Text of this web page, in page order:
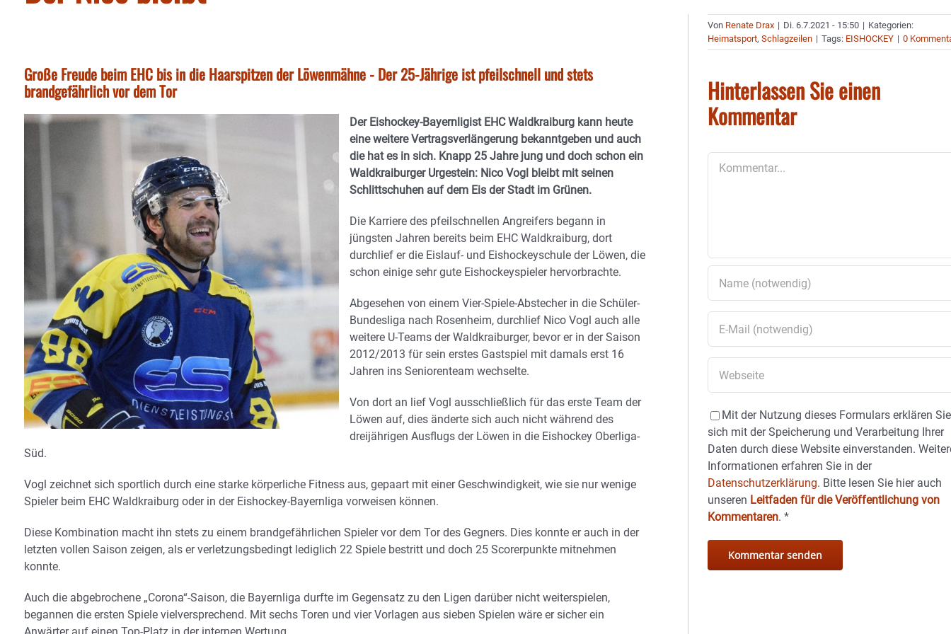
Große Freude beim EHC bis in die Haarspitzen der Löwenmähne - Der 25-Jährige ist pfeilschnell und stets
brandgefährlich vor dem Tor
Der Eishockey-Bayernligist EHC Waldkraiburg kann heute
eine weitere Vertragsverlängerung bekanntgeben und auch
die hat es in sich. Knapp 25 Jahre jung und doch schon ein
Waldkraiburger Urgestein: Nico Vogl bleibt mit seinen
Schlittschuhen auf dem Eis der Stadt im Grünen.
Die Karriere des pfeilschnellen Angreifers begann in
jüngsten Jahren bereits beim EHC Waldkraiburg, dort
durchlief er die Eislauf- und Eishockeyschule der Löwen, die
schon einige sehr gute Eishockeyspieler hervorbrachte.
Abgesehen von einem Vier-Spiele-Abstecher in die Schüler-
Bundesliga nach Rosenheim, durchlief Nico Vogl auch alle
weitere U-Teams der Waldkraiburger, bevor er in der Saison
2012/2013 für sein erstes Gastspiel mit damals erst 16
Jahren ins Seniorenteam wechselte.
Von dort an lief Vogl ausschließlich für das erste Team der
Löwen auf, dies änderte sich auch nicht während des
dreijährigen Ausflugs der Löwen in die Eishockey Oberliga-
Süd.
Vogl zeichnet sich sportlich durch eine starke körperliche Fitness aus, gepaart mit einer Geschwindigkeit, wie sie nur wenige
Spieler beim EHC Waldkraiburg oder in der Eishockey-Bayernliga vorweisen können.
Diese Kombination macht ihn stets zu einem brandgefährlichen Spieler vor dem Tor des Gegners. Dies konnte er auch in der
letzten vollen Saison zeigen, als er verletzungsbedingt lediglich 22 Spiele bestritt und doch 25 Scorerpunkte mitnehmen
konnte.
Auch die abgebrochene „Corona“-Saison, die Bayernliga durfte im Gegensatz zu den Ligen darüber nicht weiterspielen,
begannen die ersten Spiele vielversprechend. Mit sechs Toren und vier Vorlagen aus sieben Spielen wäre er sicher ein
Von Renate Drax | Di. 6.7.2021 - 15:50 | Kategorien:
Heimatsport,Schlagzeilen | Tags: EISHOCKEY | 0
Hinterlassen Sie einen
Kommentar
Mit der Nutzung dieses Formulars erklären Sie
sich mit der Speicherung und Verarbeitung Ihrer
Daten durch diese Website einverstanden.
Informationen erfahren Sie in der
Datenschutzerklärung. Bitte lesen Sie hier auch
unseren Leitfaden für die Veröffentlichung von
Kommentaren.*